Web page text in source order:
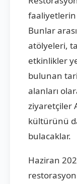
faaliyetlerin
Bunlar
atölyeleri,
etkinlikler
bulunan
alanları
ziyaretçiler
kültürünü
bulacaklar.
Haziran